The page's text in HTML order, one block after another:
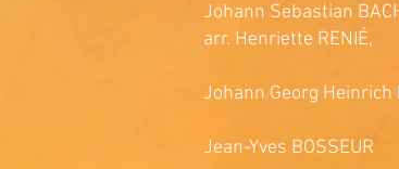
Johann Sebastian
arr. Henriette RENIÉ,
Johann Georg
Jean-Yves